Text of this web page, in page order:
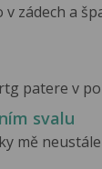
zádech a
patere v
svalu
mě